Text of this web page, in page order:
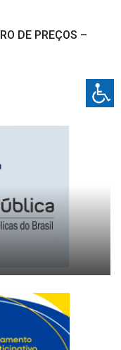
DE PREÇOS –